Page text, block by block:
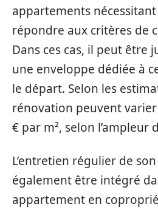
appartements
répondre aux critères de
Dans ces cas, il peut être
une enveloppe dédiée à
le départ. Selon les
rénovation peuvent
€ par m², selon l’ampleur
L’entretien régulier de
également être intégré
appartement en